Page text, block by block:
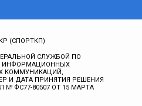
(СПОРТКП)
СЛУЖБОЙ ПО
ИНФОРМАЦИОННЫХ
КОММУНИКАЦИЙ,
И ДАТА ПРИНЯТИЯ РЕШЕНИЯ
№ ФС77-80507 ОТ 15 МАРТА